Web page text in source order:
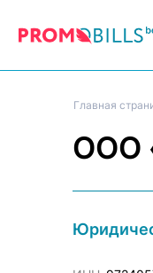
Главная
ООО